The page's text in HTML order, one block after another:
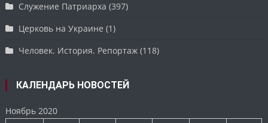
Служение Патриарха (397)
Церковь на Украине (1)
Человек. История. Репортаж (118)
КАЛЕНДАРЬ НОВОСТЕЙ
Ноябрь 2020